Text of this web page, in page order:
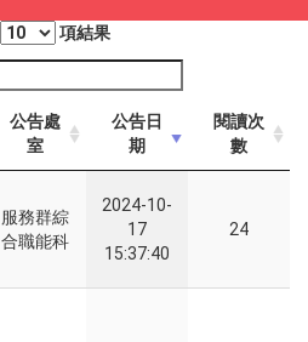
項結果
公告處
室
公告日
期
閱讀次
數
服務群綜
合職能科
2024-10-
17
15:37:40
24